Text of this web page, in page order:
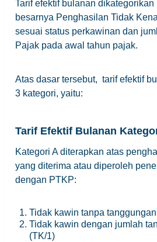
Tarif efektif bulanan dikategorikan
besarnya Penghasilan Tidak
sesuai status perkawinan dan
Pajak pada awal tahun pajak.
Atas dasar tersebut, tarif efektif
3 kategori, yaitu:
Tarif Efektif Bulanan
Kategori A diterapkan atas
yang diterima atau diperoleh
dengan PTKP:
Tidak kawin tanpa
Tidak kawin dengan jumlah
(TK/1)